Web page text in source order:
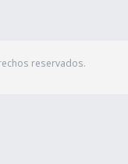
reservados.